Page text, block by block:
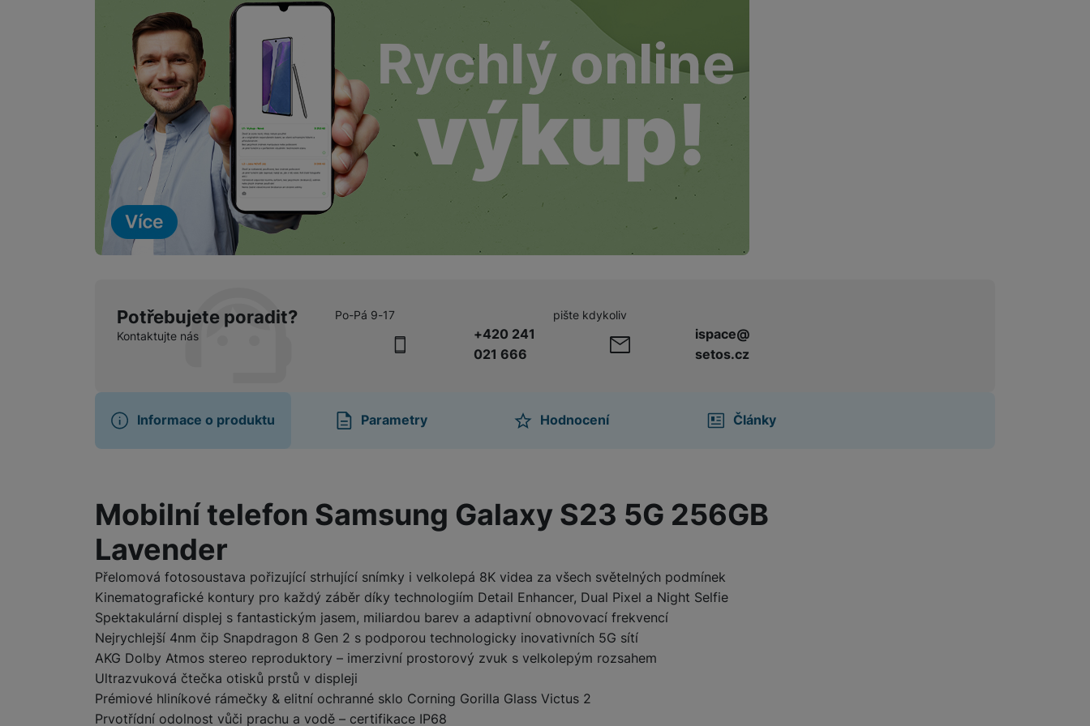
Marketingové cookies používáme my nebo naši partneři, abychom vám mohli zobrazit vhodné obsahy nebo reklamy jak
na našich stránkách, tak na stránkách třetích stran.
Potřebujete poradit?
Kontaktujte nás
Po-Pá 9-17
+420 241
021 666
pište kdykoliv
ispace@
setos.cz
Informace o produktu Parametry Hodnocení Články
Mobilní telefon Samsung Galaxy S23 5G 256GB
Lavender
Přelomová fotosoustava pořizující strhující snímky i velkolepá 8K videa za všech světelných podmínek
Kinematografické kontury pro každý záběr díky technologiím Detail Enhancer, Dual Pixel a Night Selfie
Spektakulární displej s fantastickým jasem, miliardou barev a adaptivní obnovovací frekvencí
Nejrychlejší 4nm čip Snapdragon 8 Gen 2 s podporou technologicky inovativních 5G sítí
AKG Dolby Atmos stereo reproduktory – imerzivní prostorový zvuk s velkolepým rozsahem
Ultrazvuková čtečka otisků prstů v displeji
Prémiové hliníkové rámečky & elitní ochranné sklo Corning Gorilla Glass Victus 2
Prvotřídní odolnost vůči prachu a vodě – certifikace IP68